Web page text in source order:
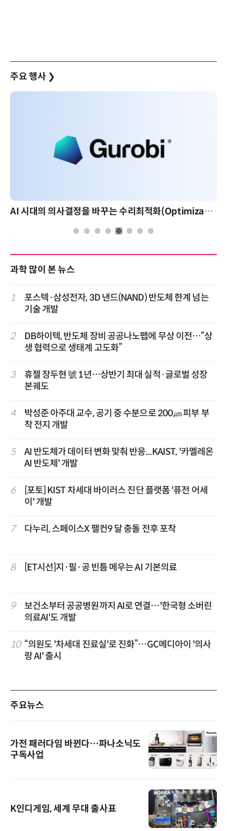
주요 행사 ❯
AI 시대의 의사결정을 바꾸는 수리최적화(Optimization): 실제 산업 적용 사례와 활용 전략 AI 핀옵스 실전 세미나: 폭증하는 AI 토큰 비용 관
과학 많이 본 뉴스
1
포스텍·삼성전자, 3D 낸드(NAND) 반도체 한계 넘는
기술 개발
2
DB하이텍, 반도체 장비 공공나노팹에 무상 이전…“상
생 협력으로 생태계 고도화”
3
휴젤 장두현 號 1년…상반기 최대 실적·글로벌 성장
본궤도
4
박성준 아주대 교수, 공기 중 수분으로 200㎛ 피부 부
착 전지 개발
5
AI 반도체가 데이터 변화 맞춰 반응...KAIST, '카멜레온
AI 반도체' 개발
6
[포토] KIST 차세대 바이러스 진단 플랫폼 '퓨전 어세
이' 개발
7 다누리, 스페이스X 팰컨9 달 충돌 전후 포착
8 [ET시선]지·필·공 빈틈 메우는 AI 기본의료
9
보건소부터 공공병원까지 AI로 연결…'한국형 소버린
의료AI'도 개발
10 “의원도 '차세대 진료실'로 진화”…GC메디아이 '의사
랑 AI' 출시
주요뉴스
가전 패러다임 바뀐다…파나소닉도
구독사업
K인디게임, 세계 무대 출사표